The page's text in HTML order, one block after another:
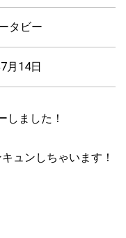
タビー
月14日
しました！
ュンしちゃいます！